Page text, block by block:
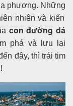
phương. Những
nhiên và kiến
con đường đá
phá và lưu lại
đây, thì trái tim